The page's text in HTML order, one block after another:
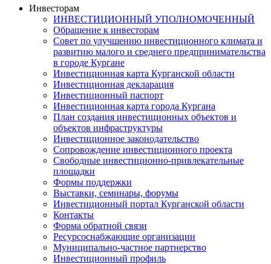
Инвесторам
ИНВЕСТИЦИОННЫЙ УПОЛНОМОЧЕННЫЙ
Обращение к инвесторам
Совет по улучшению инвестиционного климата и
развитию малого и среднего предпринимательства
в городе Кургане
Инвестиционная карта Курганской области
Инвестиционная декларация
Инвестиционный паспорт
Инвестиционная карта города Кургана
План создания инвестиционных объектов и
объектов инфраструктуры
Инвестиционное законодательство
Сопровождение инвестиционного проекта
Свободные инвестиционно-привлекательные
площадки
Формы поддержки
Выставки, семинары, форумы
Инвестиционный портал Курганской области
Контакты
Форма обратной связи
Ресурсоснабжающие организации
Муниципально-частное партнерство
Инвестиционный профиль